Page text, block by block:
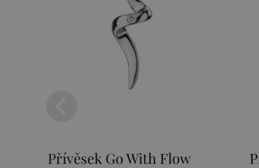
Přívěsek Paradise DP230